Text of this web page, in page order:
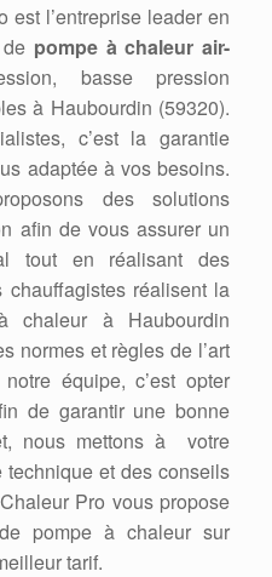
est l’entreprise leader en
pompe à chaleur air-
basse pression
à Haubourdin (59320).
c’est la garantie
adaptée à vos besoins.
des solutions
afin de vous assurer un
tout en réalisant des
chauffagistes réalisent la
chaleur à Haubourdin
normes et règles de l’art
équipe, c’est opter
de garantir une bonne
nous mettons à votre
et des conseils
Pro vous propose
pompe à chaleur sur
tarif.